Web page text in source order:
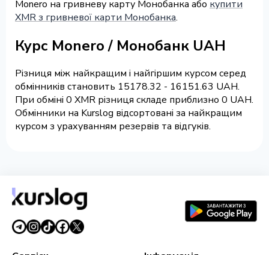
Monero на гривневу карту Монобанка або купити
XMR з гривневої карти Монобанка.
Курс Monero / Монобанк UAH
Різниця між найкращим і найгіршим курсом серед
обмінників становить 15178.32 - 16151.63 UAH.
При обміні 0 XMR різниця складе приблизно 0 UAH.
Обмінники на Kurslog відсортовані за найкращим
курсом з урахуванням резервів та відгуків.